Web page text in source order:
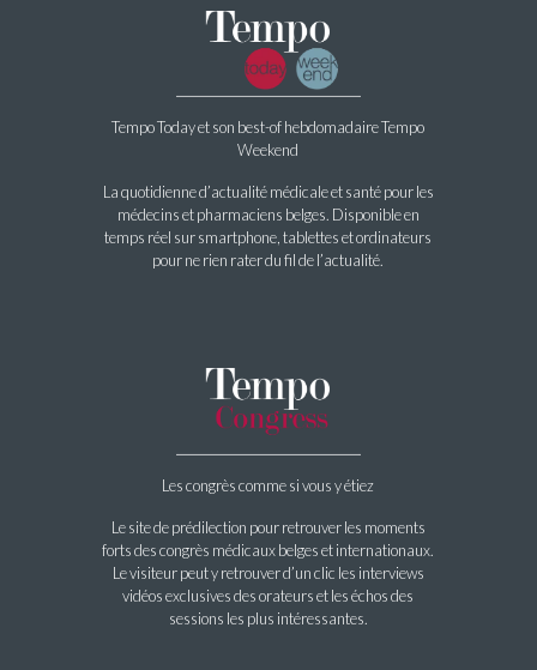
Tempo Today et son best-of hebdomadaire Tempo
Weekend
La quotidienne d’actualité médicale et santé pour les
médecins et pharmaciens belges. Disponible en
temps réel sur smartphone, tablettes et ordinateurs
pour ne rien rater du fil de l’actualité.
Les congrès comme si vous y étiez
Le site de prédilection pour retrouver les moments
forts des congrès médicaux belges et internationaux.
Le visiteur peut y retrouver d’un clic les interviews
vidéos exclusives des orateurs et les échos des
sessions les plus intéressantes.